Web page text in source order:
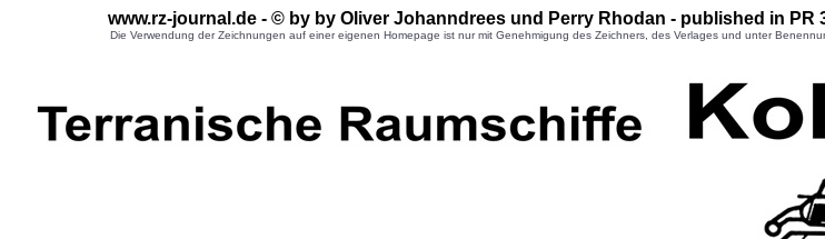
www.rz-journal.de - © by by Oliver Johanndrees und Perry Rhodan - published in PR
Die Verwendung der Zeichnungen auf einer eigenen Homepage ist nur mit Genehmigung des Zeichners, des Verlages und unter